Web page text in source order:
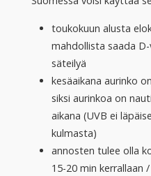
toukokuun alusta
mahdollista saada
säteilyä
kesäaikana aurinko
siksi aurinkoa on
aikana (UVB ei
kulmasta)
annosten tulee olla
15-20 min kerrallaan